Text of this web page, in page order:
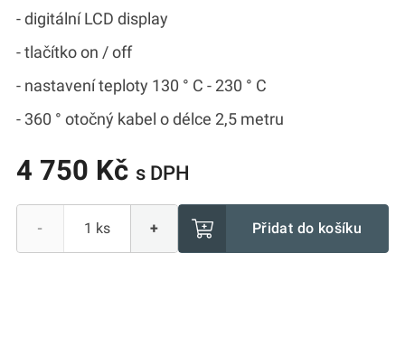
- digitální LCD display
- tlačítko on / off
- nastavení teploty 130 ° C - 230 ° C
- 360 ° otočný kabel o délce 2,5 metru
4 750 Kč s DPH
- + Přidat do košíku